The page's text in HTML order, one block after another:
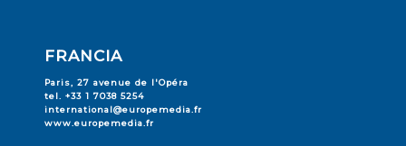
FRANCIA
Paris, 27 avenue de l'Opéra
tel. +33 1 7038 5254
international@europemedia.fr
www.europemedia.fr